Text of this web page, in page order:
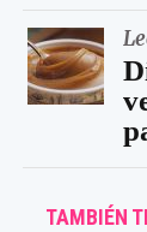
TAMBIÉN